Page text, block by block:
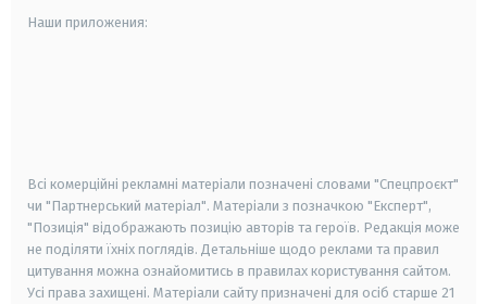
Наши приложения:
Всі комерційні рекламні матеріали позначені словами "Спецпроєкт"
чи "Партнерський матеріал". Матеріали з позначкою "Експерт",
"Позиція" відображають позицію авторів та героїв. Редакція може
не поділяти їхніх поглядів. Детальніше щодо реклами та правил
цитування можна ознайомитись в правилах користування сайтом.
Усі права захищені. Матеріали сайту призначені для осіб старше 21